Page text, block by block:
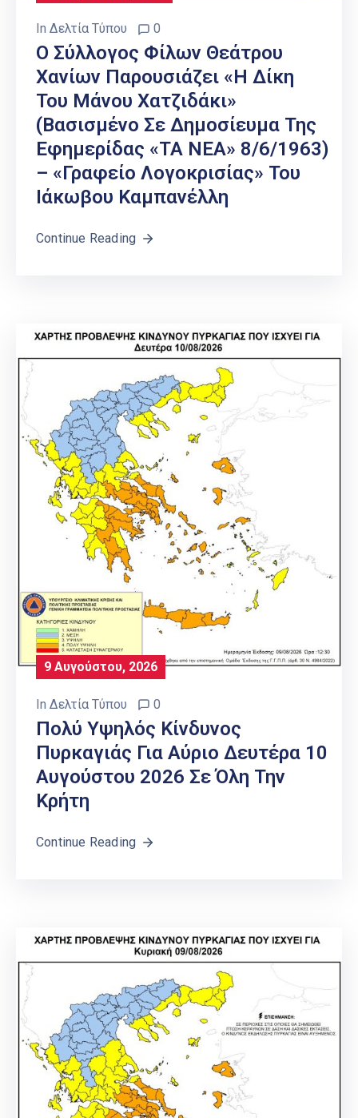
In Δελτία Τύπου 0
Ο Σύλλογος Φίλων Θεάτρου
Χανίων Παρουσιάζει «Η Δίκη
Του Μάνου Χατζιδάκι»
(βασισμένο Σε Δημοσίευμα Της
Εφημερίδας «ΤΑ ΝΕΑ» 8/6/1963)
– «Γραφείο Λογοκρισίας» Του
Ιάκωβου Καμπανέλλη
Continue Reading
9 Αυγούστου, 2026
In Δελτία Τύπου 0
Πολύ Υψηλός Κίνδυνος
Πυρκαγιάς Για Αύριο Δευτέρα 10
Αυγούστου 2026 Σε Όλη Την
Κρήτη
Continue Reading